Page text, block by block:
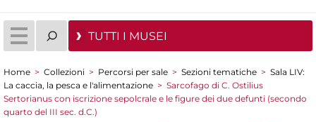
TUTTI I MUSEI
Tu sei qui
Home > Collezioni > Percorsi per sale > Sezioni tematiche > Sala LIV:
La caccia, la pesca e l'alimentazione > Sarcofago di C. Ostilius
Sertorianus con iscrizione sepolcrale e le figure dei due defunti (secondo
quarto del III sec. d.C.)